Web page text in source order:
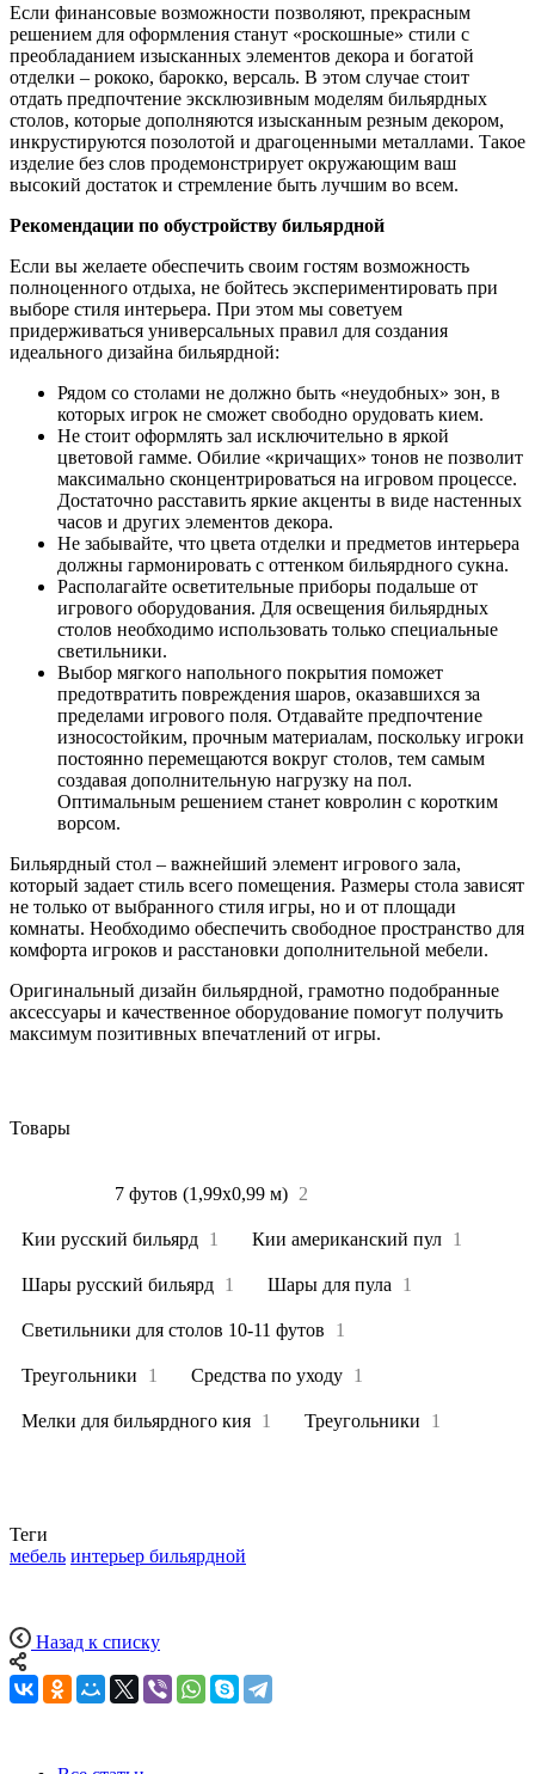
Если финансовые возможности позволяют, прекрасным
решением для оформления станут «роскошные» стили с
преобладанием изысканных элементов декора и богатой
отделки – рококо, барокко, версаль. В этом случае стоит
отдать предпочтение эксклюзивным моделям бильярдных
столов, которые дополняются изысканным резным декором,
инкрустируются позолотой и драгоценными металлами. Такое
изделие без слов продемонстрирует окружающим ваш
высокий достаток и стремление быть лучшим во всем.
Рекомендации по обустройству бильярдной
Если вы желаете обеспечить своим гостям возможность
полноценного отдыха, не бойтесь экспериментировать при
выборе стиля интерьера. При этом мы советуем
придерживаться универсальных правил для создания
идеального дизайна бильярдной:
Рядом со столами не должно быть «неудобных» зон, в
которых игрок не сможет свободно орудовать кием.
Не стоит оформлять зал исключительно в яркой
цветовой гамме. Обилие «кричащих» тонов не позволит
максимально сконцентрироваться на игровом процессе.
Достаточно расставить яркие акценты в виде настенных
часов и других элементов декора.
Не забывайте, что цвета отделки и предметов интерьера
должны гармонировать с оттенком бильярдного сукна.
Располагайте осветительные приборы подальше от
игрового оборудования. Для освещения бильярдных
столов необходимо использовать только специальные
светильники.
Выбор мягкого напольного покрытия поможет
предотвратить повреждения шаров, оказавшихся за
пределами игрового поля. Отдавайте предпочтение
износостойким, прочным материалам, поскольку игроки
постоянно перемещаются вокруг столов, тем самым
создавая дополнительную нагрузку на пол.
Оптимальным решением станет ковролин с коротким
ворсом.
Бильярдный стол – важнейший элемент игрового зала,
который задает стиль всего помещения. Размеры стола зависят
не только от выбранного стиля игры, но и от площади
комнаты. Необходимо обеспечить свободное пространство для
комфорта игроков и расстановки дополнительной мебели.
Оригинальный дизайн бильярдной, грамотно подобранные
аксессуары и качественное оборудование помогут получить
максимум позитивных впечатлений от игры.
Товары
7 футов (1,99х0,99 м) 2
Кии русский бильярд 1 Кии американский пул 1
Шары русский бильярд 1 Шары для пула 1
Светильники для столов 10-11 футов 1
Треугольники 1 Средства по уходу 1
Мелки для бильярдного кия 1 Треугольники 1
Теги
мебель интерьер бильярдной
Назад к списку